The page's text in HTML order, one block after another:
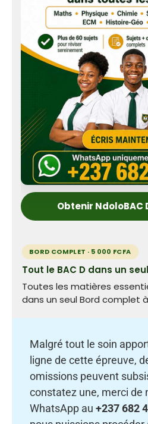
Obtenir NdoloBAC
BORD COMPLET · 5 000 FCFA
Tout le BAC D dans un
Toutes les matières
dans un seul Bord complet à
Malgré tout le soin
ligne de cette épreuve,
omissions peuvent
constatez une, merci de
WhatsApp au +237 682